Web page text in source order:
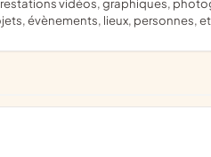
évènements, lieux, personnes,